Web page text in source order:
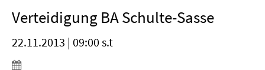
Verteidigung BA Schulte-Sasse
22.11.2013 | 09:00 s.t